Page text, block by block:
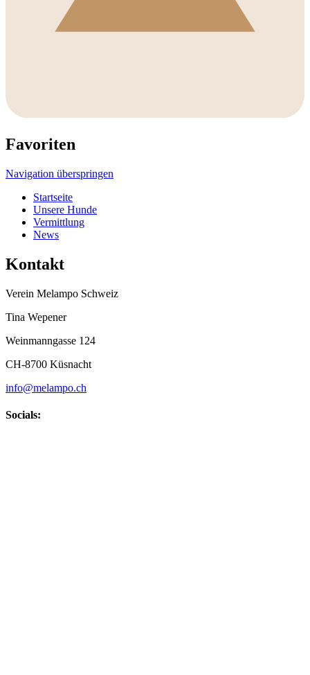
Favoriten
Navigation überspringen
Startseite
Unsere Hunde
Vermittlung
News
Kontakt
Verein Melampo Schweiz
Tina Wepener
Weinmanngasse 124
CH-8700 Küsnacht
info@melampo.ch
Socials: